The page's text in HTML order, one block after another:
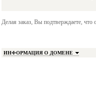
Делая заказ, Вы подтверждаете, что
ИНФОРМАЦИЯ О ДОМЕНЕ